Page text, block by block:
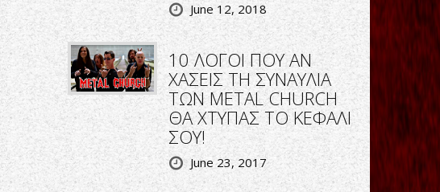
June 12, 2018
10 ΛΟΓΟΙ ΠΟΥ ΑΝ
ΧΑΣΕΙΣ ΤΗ ΣΥΝΑΥΛΙΑ
ΤΩΝ METAL CHURCH
ΘΑ ΧΤΥΠΑΣ ΤΟ ΚΕΦΑΛΙ
ΣΟΥ!
June 23, 2017